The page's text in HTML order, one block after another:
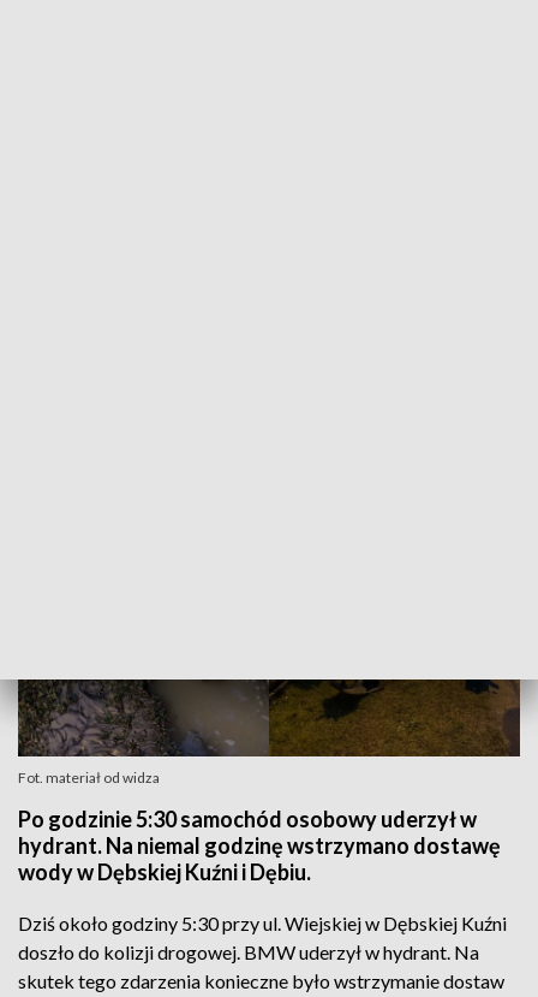
Fot. materiał od widza
Po godzinie 5:30 samochód osobowy uderzył w
hydrant. Na niemal godzinę wstrzymano dostawę
wody w Dębskiej Kuźni i Dębiu.
Dziś około godziny 5:30 przy ul. Wiejskiej w Dębskiej Kuźni
doszło do kolizji drogowej. BMW uderzył w hydrant. Na
skutek tego zdarzenia konieczne było wstrzymanie dostaw